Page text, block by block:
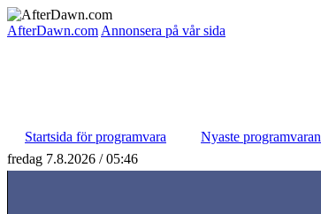
AfterDawn.com Annonsera på vår sida
Startsida för programvara
Nyaste programvaran
fredag 7.8.2026 / 05:46